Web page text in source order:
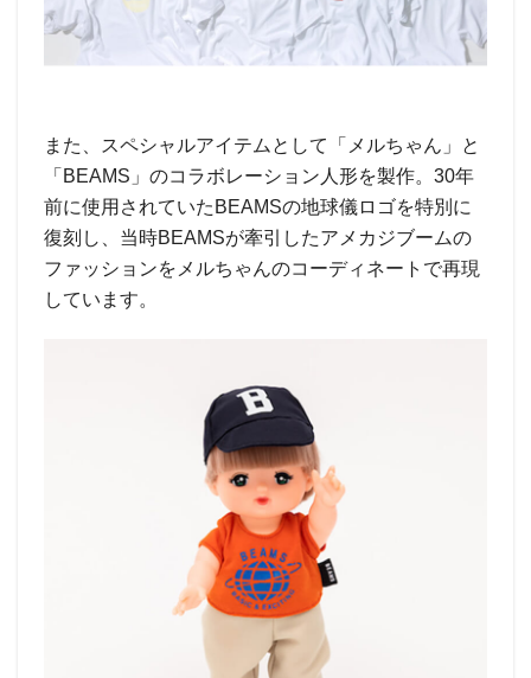
また、スペシャルアイテムとして「メルちゃん」と
「BEAMS」のコラボレーション人形を製作。30年
前に使用されていたBEAMSの地球儀ロゴを特別に
復刻し、当時BEAMSが牽引したアメカジブームの
ファッションをメルちゃんのコーディネートで再現
しています。